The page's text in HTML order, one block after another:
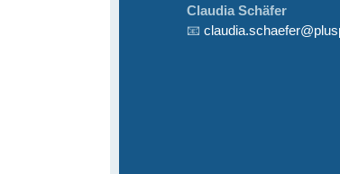
Claudia Schäfer
📧